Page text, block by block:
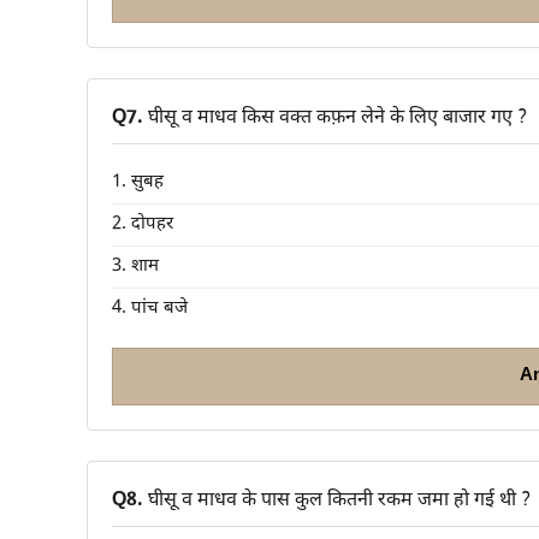
Q7. घीसू व माधव किस वक्त कफ़न लेने के लिए बाजार गए ?
1. सुबह
2. दोपहर
3. शाम
4. पांच बजे
Q8. घीसू व माधव के पास कुल कितनी रकम जमा हो गई थी ?